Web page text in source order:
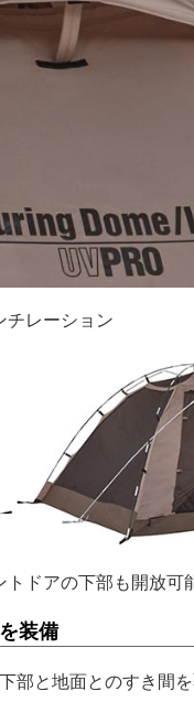
チレーション
トドアの下部も開放可
装備
部と地面とのすき間